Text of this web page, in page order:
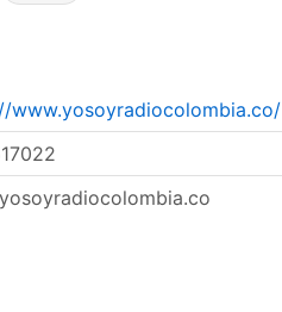
www.yosoyradiocolombia.co/